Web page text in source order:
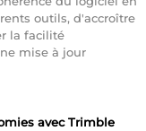
outils, d'accroître
la facilité
mise à jour
avec Trimble